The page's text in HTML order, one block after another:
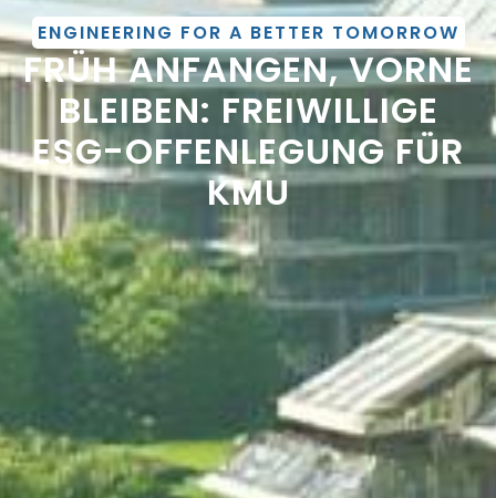
ENGINEERING FOR A BETTER TOMORROW
FRÜH ANFANGEN, VORNE
BLEIBEN: FREIWILLIGE
ESG-OFFENLEGUNG FÜR
KMU